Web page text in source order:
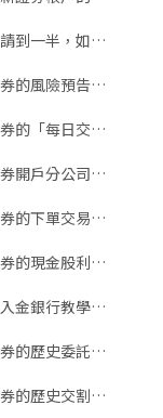
台新證券開戶申請到一半，如何補件？
如何簽署台新證券的風險預告書？（手機 App 版）
如何調整台新證券的「每日交易額度」？
如何查詢台新證券開戶分公司與證券帳號？
如何修改台新證券的下單交易密碼（含語音下單密碼）？
如何使用台新證券的現金股利功能？
台新分戶帳新增入金銀行教學：17 家自動扣款支援名單與設定步驟
如何查詢台新證券的歷史委託紀錄？
如何查詢台新證券的歷史交割紀錄？